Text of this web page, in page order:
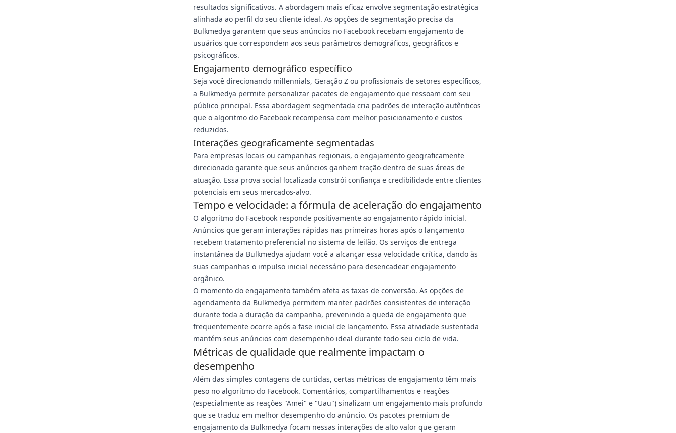
resultados significativos. A abordagem mais eficaz envolve segmentação estratégica
alinhada ao perfil do seu cliente ideal. As opções de segmentação precisa da
Bulkmedya garantem que seus anúncios no Facebook recebam engajamento de
usuários que correspondem aos seus parâmetros demográficos, geográficos e
psicográficos.
Engajamento demográfico específico
Seja você direcionando millennials, Geração Z ou profissionais de setores específicos,
a Bulkmedya permite personalizar pacotes de engajamento que ressoam com seu
público principal. Essa abordagem segmentada cria padrões de interação autênticos
que o algoritmo do Facebook recompensa com melhor posicionamento e custos
reduzidos.
Interações geograficamente segmentadas
Para empresas locais ou campanhas regionais, o engajamento geograficamente
direcionado garante que seus anúncios ganhem tração dentro de suas áreas de
atuação. Essa prova social localizada constrói confiança e credibilidade entre clientes
potenciais em seus mercados-alvo.
Tempo e velocidade: a fórmula de aceleração do engajamento
O algoritmo do Facebook responde positivamente ao engajamento rápido inicial.
Anúncios que geram interações rápidas nas primeiras horas após o lançamento
recebem tratamento preferencial no sistema de leilão. Os serviços de entrega
instantânea da Bulkmedya ajudam você a alcançar essa velocidade crítica, dando às
suas campanhas o impulso inicial necessário para desencadear engajamento
orgânico.
O momento do engajamento também afeta as taxas de conversão. As opções de
agendamento da Bulkmedya permitem manter padrões consistentes de interação
durante toda a duração da campanha, prevenindo a queda de engajamento que
frequentemente ocorre após a fase inicial de lançamento. Essa atividade sustentada
mantém seus anúncios com desempenho ideal durante todo seu ciclo de vida.
Métricas de qualidade que realmente impactam o
desempenho
Além das simples contagens de curtidas, certas métricas de engajamento têm mais
peso no algoritmo do Facebook. Comentários, compartilhamentos e reações
(especialmente as reações "Amei" e "Uau") sinalizam um engajamento mais profundo
que se traduz em melhor desempenho do anúncio. Os pacotes premium de
engajamento da Bulkmedya focam nessas interações de alto valor que geram